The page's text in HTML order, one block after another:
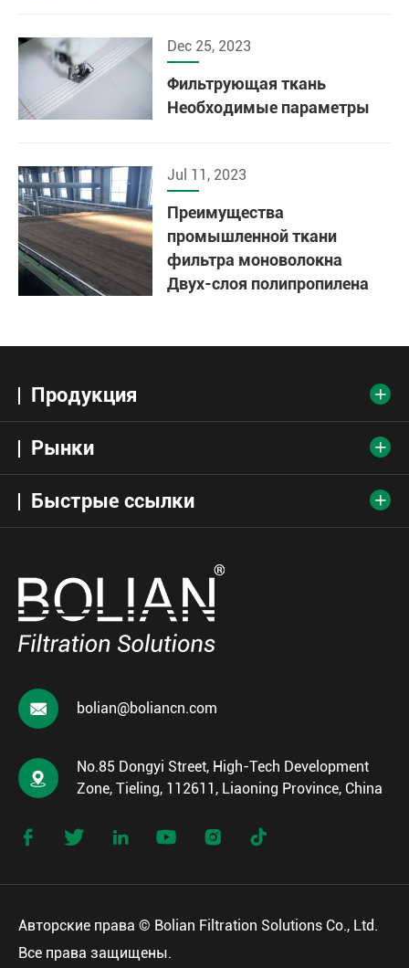
Dec 25, 2023
Фильтрующая ткань
Необходимые параметры
Jul 11, 2023
Преимущества
промышленной ткани
фильтра моноволокна
Двух-слоя полипропилена
Продукция 
Рынки 
Быстрые ссылки 
 bolian@boliancn.com

No.85 Dongyi Street, High-Tech Development
Zone, Tieling, 112611, Liaoning Province, China
     
Авторские права © Bolian Filtration Solutions Co., Ltd.
Все права защищены.